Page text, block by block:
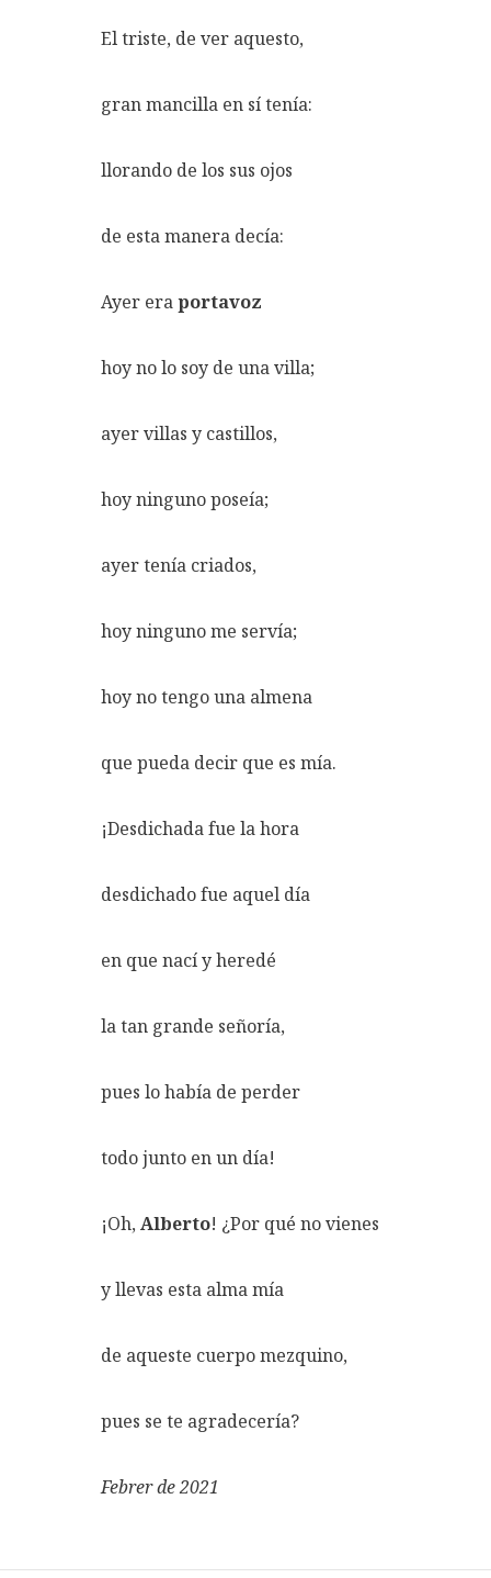
El triste, de ver aquesto,
gran mancilla en sí tenía:
llorando de los sus ojos
de esta manera decía:
Ayer eraportavoz
hoy no lo soy de una villa;
ayer villas y castillos,
hoy ninguno poseía;
ayer tenía criados,
hoy ninguno me servía;
hoy no tengo una almena
que pueda decir que es mía.
¡Desdichada fue la hora
desdichado fue aquel día
en que nací y heredé
la tan grande señoría,
pues lo había de perder
todo junto en un día!
¡Oh,Alberto! ¿Por qué no vienes
y llevas esta alma mía
de aqueste cuerpo mezquino,
pues se te agradecería?
Febrer de 2021